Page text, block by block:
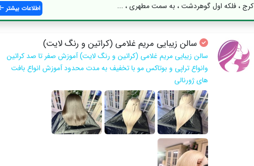
کرج ، فلکه اول گوهردشت ، به سمت مطهری ، ... اطلاعات بیشتر
سالن زیبایی مریم غلامی (کراتین و رنگ لایت)
سالن زیبایی مریم غلامی (کراتین و رنگ لایت) آموزش صفر تا صد كراتين
وانواع تراپي و بوتاكس مو با تخفيف به مدت محدود آموزش انواع بافت
هاي ژورنالي